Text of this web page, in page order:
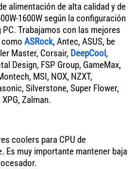
alimentación de alta calidad y de
1600W según la configuración
PC. Trabajamos con las mejores
ASRock, Antec, ASUS, be
Master, Corsair, DeepCool,
Design, FSP Group, GameMax,
MSI, NOX, NZXT,
Silverstone, Super Flower,
Zalman.
coolers para CPU de
Es muy importante mantener baja